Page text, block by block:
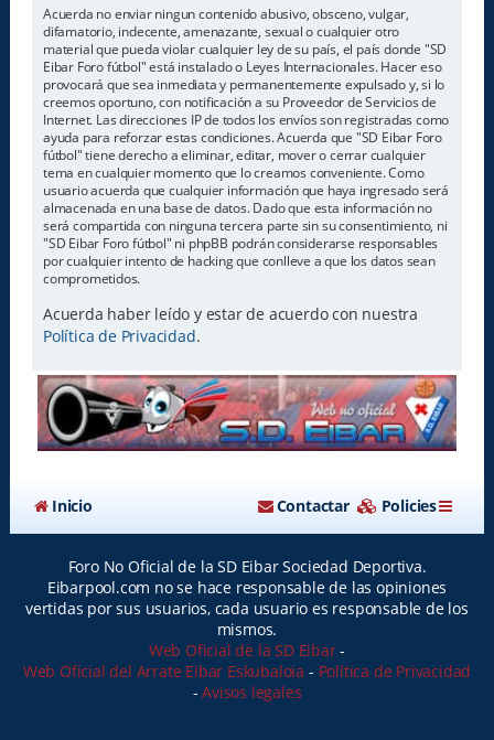
Acuerda no enviar ningun contenido abusivo, obsceno, vulgar,
difamatorio, indecente, amenazante, sexual o cualquier otro
material que pueda violar cualquier ley de su país, el país donde "SD
Eibar Foro fútbol" está instalado o Leyes Internacionales. Hacer eso
provocará que sea inmediata y permanentemente expulsado y, si lo
creemos oportuno, con notificación a su Proveedor de Servicios de
Internet. Las direcciones IP de todos los envíos son registradas como
ayuda para reforzar estas condiciones. Acuerda que "SD Eibar Foro
fútbol" tiene derecho a eliminar, editar, mover o cerrar cualquier
tema en cualquier momento que lo creamos conveniente. Como
usuario acuerda que cualquier información que haya ingresado será
almacenada en una base de datos. Dado que esta información no
será compartida con ninguna tercera parte sin su consentimiento, ni
"SD Eibar Foro fútbol" ni phpBB podrán considerarse responsables
por cualquier intento de hacking que conlleve a que los datos sean
comprometidos.
Acuerda haber leído y estar de acuerdo con nuestra
Política de Privacidad.
Inicio Policies
Contactar
Foro No Oficial de la SD Eibar Sociedad Deportiva.
Eibarpool.com no se hace responsable de las opiniones
vertidas por sus usuarios, cada usuario es responsable de los
mismos.
Web Oficial de la SD Eibar-
Web Oficial del Arrate Eibar Eskubaloia - Política de Privacidad
-Avisos legales